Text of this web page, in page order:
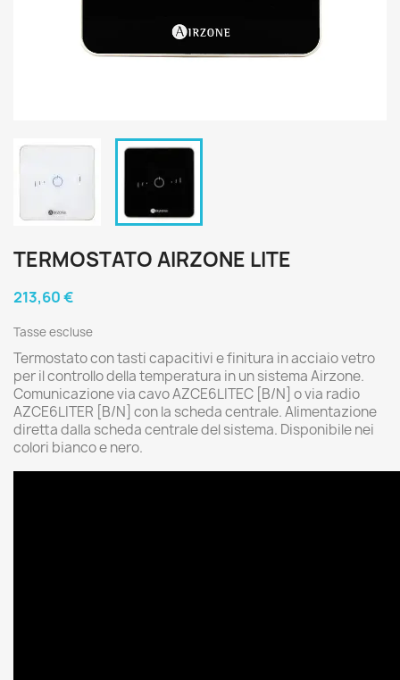
TERMOSTATO AIRZONE LITE
213,60 €
Tasse escluse
Termostato con tasti capacitivi e finitura in acciaio vetro
per il controllo della temperatura in un sistema Airzone.
Comunicazione via cavo AZCE6LITEC [B/N] o via radio
AZCE6LITER [B/N] con la scheda centrale. Alimentazione
diretta dalla scheda centrale del sistema. Disponibile nei
colori bianco e nero.